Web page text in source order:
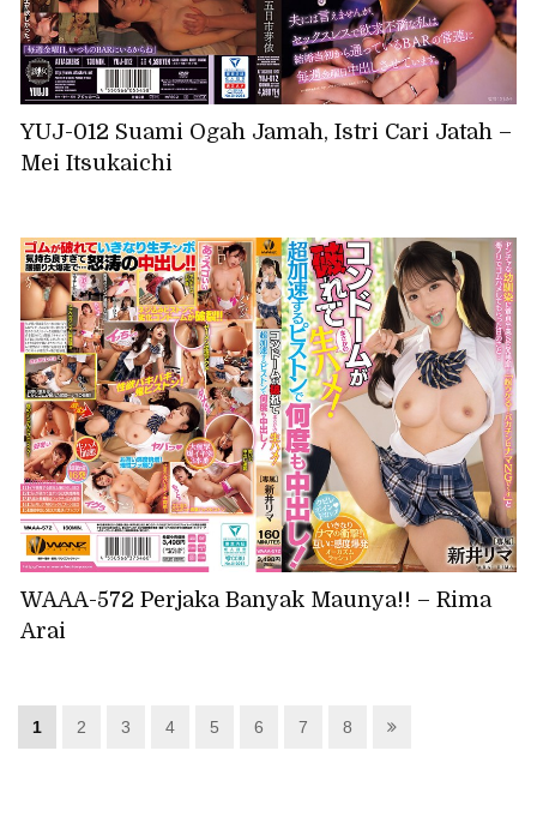
YUJ-012 Suami Ogah Jamah, Istri Cari Jatah –
Mei Itsukaichi
WAAA-572 Perjaka Banyak Maunya!! – Rima
Arai
1 2 3 4 5 6 7 8